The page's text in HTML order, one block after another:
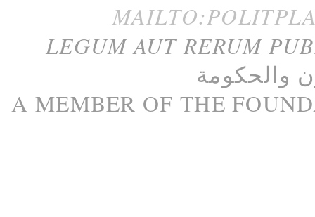
LEGUM AUT RERUM
والحكومة
A MEMBER OF THE